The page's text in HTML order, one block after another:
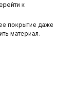
к
покрытие даже
материал.